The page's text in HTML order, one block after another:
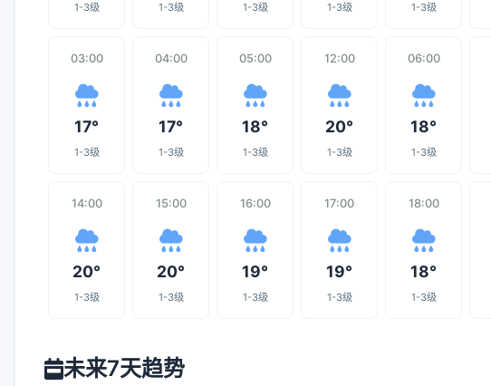
1-3级 1-3级 1-3级 1-3级 1-3级
03:00
17°
1-3级
04:00
17°
1-3级
05:00
18°
1-3级
12:00
20°
1-3级
06:00
18°
1-3级
14:00
20°
1-3级
15:00
20°
1-3级
16:00
19°
1-3级
17:00
19°
1-3级
18:00
18°
1-3级
未来7天趋势